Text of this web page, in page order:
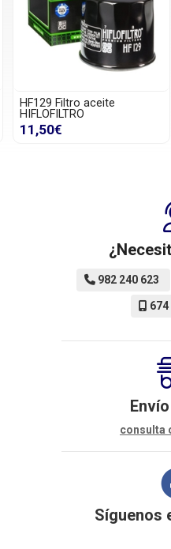
HF129 Filtro aceite
HIFLOFILTRO
11,50€
982 240 623
674
consulta
Síguenos